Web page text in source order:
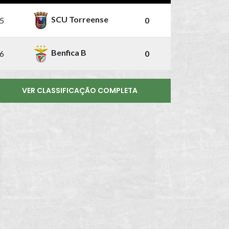
SCU Torreense 0
Benfica B 0
VER CLASSIFICAÇÃO COMPLETA